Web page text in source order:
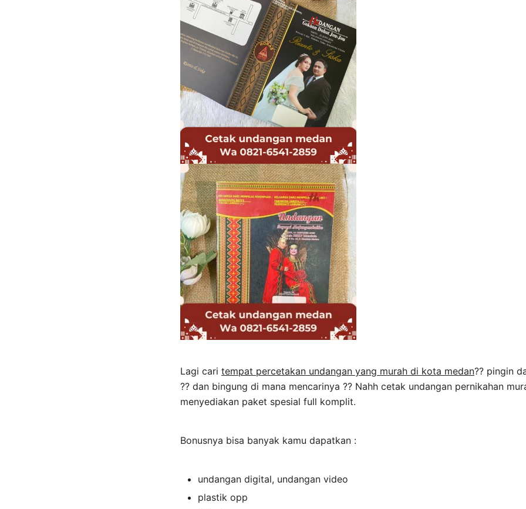
Lagi cari tempat percetakan undangan yang murah di kota medan?? pingin
?? dan bingung di mana mencarinya ?? Nahh cetak undangan pernikahan
menyediakan paket spesial full komplit.
Bonusnya bisa banyak kamu dapatkan :
undangan digital, undangan video
plastik opp